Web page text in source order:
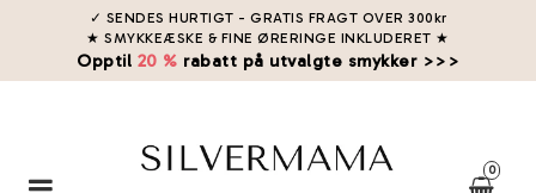
✓ SENDES HURTIGT - GRATIS FRAGT OVER 300kr
★ SMYKKEÆSKE & FINE ØRERINGE INKLUDERET ★
Opptil 20 % rabatt på utvalgte smykker >>>
0
Toggle